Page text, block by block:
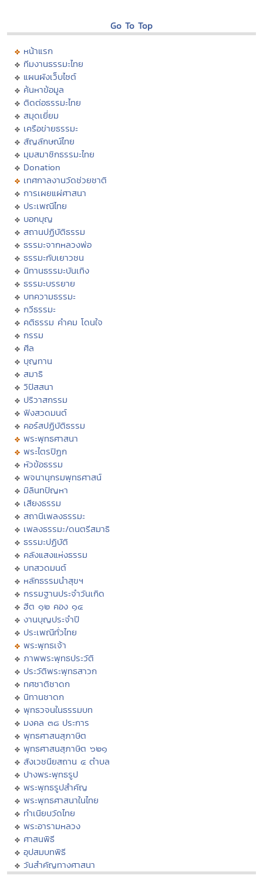
Go To Top
หน้าแรก
ทีมงานธรรมะไทย
แผนผังเว็บไซต์
ค้นหาข้อมูล
ติดต่อธรรมะไทย
สมุดเยี่ยม
เครือข่ายธรรมะ
สัญลักษณ์ไทย
มุมสมาชิกธรรมะไทย
Donation
เทศกาลงานวัดช่วยชาติ
การเผยแผ่ศาสนา
ประเพณีไทย
บอกบุญ
สถานปฏิบัติธรรม
ธรรมะจากหลวงพ่อ
ธรรมะกับเยาวชน
นิทานธรรมะบันเทิง
ธรรมะบรรยาย
บทความธรรมะ
กวีธรรมะ
คติธรรม คำคม โดนใจ
กรรม
ศีล
บุญทาน
สมาธิ
วิปัสสนา
ปริวาสกรรม
ฟังสวดมนต์
คอร์สปฏิบัติธรรม
พระพุทธศาสนา
พระไตรปิฏก
หัวข้อธรรม
พจนานุกรมพุทธศาสน์
มิลินทปัญหา
เสียงธรรม
สถานีเพลงธรรมะ
เพลงธรรมะ/ดนตรีสมาธิ
ธรรมะปฏิบัติ
คลังแสงแห่งธรรม
บทสวดมนต์
หลักธรรมนำสุขฯ
กรรมฐานประจำวันเกิด
ฮีต ๑๒ คอง ๑๔
งานบุญประจำปี
ประเพณีทั่วไทย
พระพุทธเจ้า
ภาพพระพุทธประวัติ
ประวัติพระพุทธสาวก
ทศชาติชาดก
นิทานชาดก
พุทธวจนในธรรมบท
มงคล ๓๘ ประการ
พุทธศาสนสุภาษิต
พุทธศาสนสุภาษิต ๖๒๑
สังเวชนียสถาน ๔ ตำบล
ปางพระพุทธรูป
พระพุทธรูปสำคัญ
พระพุทธศาสนาในไทย
ทำเนียบวัดไทย
พระอารามหลวง
ศาสนพิธี
อุปสมบทพิธี
วันสำคัญทางศาสนา